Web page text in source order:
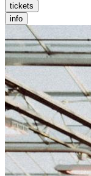
tickets
info